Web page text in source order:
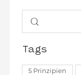
Tags
5 Prinzipien